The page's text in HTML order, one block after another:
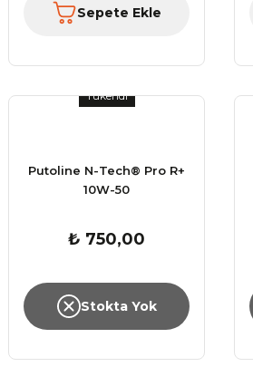
Sepete Ekle
Tükendi
Putoline N-Tech® Pro R+
10W-50
₺ 750,00
Stokta Yok